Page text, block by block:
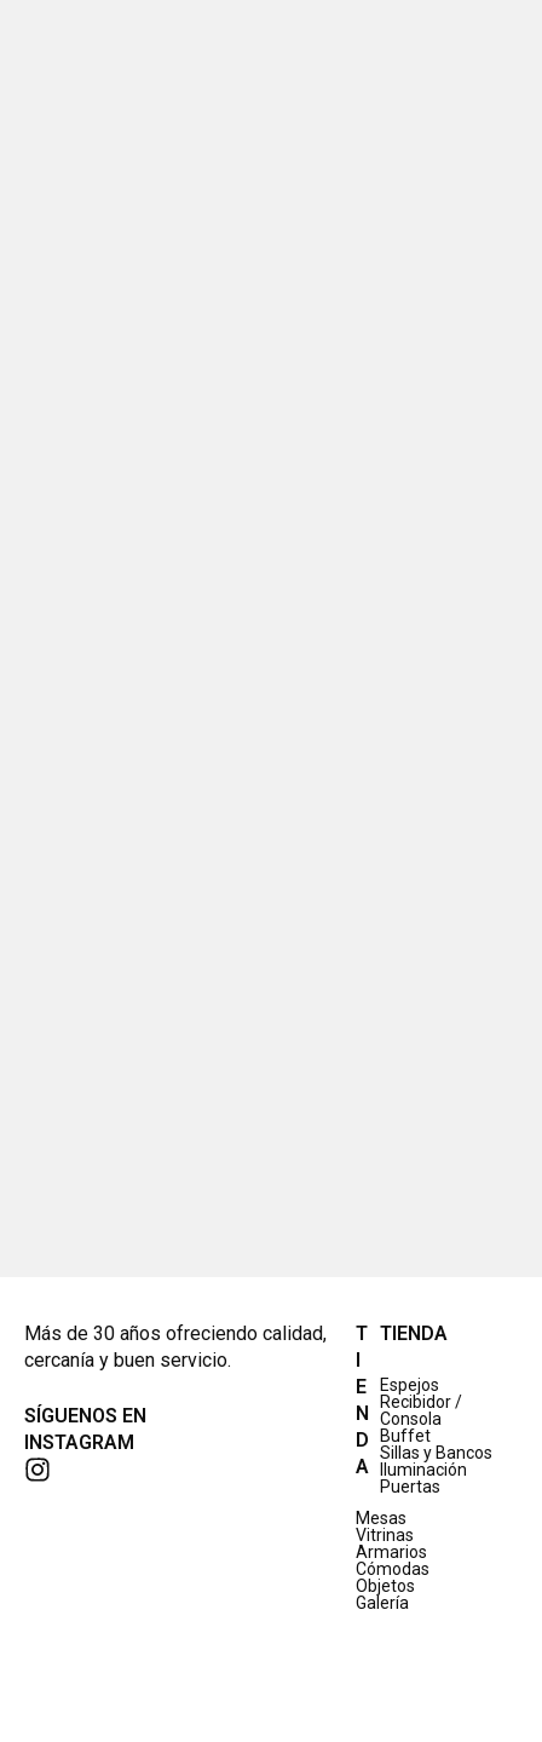
Más de 30 años ofreciendo calidad,
cercanía y buen servicio.
SÍGUENOS EN
INSTAGRAM
T
I
E
N
D
A
Mesas
Vitrinas
Armarios
Cómodas
Objetos
Galería
TIENDA
Espejos
Recibidor /
Consola
Buffet
Sillas y Bancos
Iluminación
Puertas